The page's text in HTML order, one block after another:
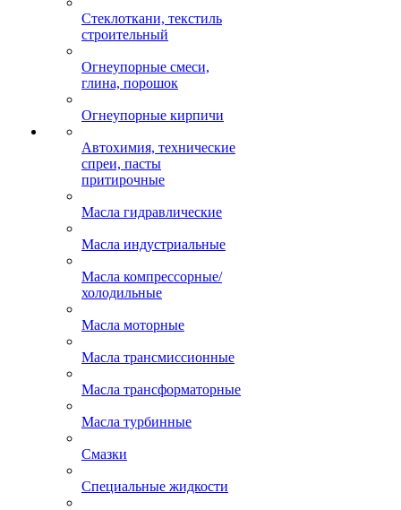
Стеклоткани, текстиль
строительный
Огнеупорные смеси,
глина, порошок
Огнеупорные кирпичи
Автохимия, технические
спреи, пасты
притирочные
Масла гидравлические
Масла индустриальные
Масла компрессорные/
холодильные
Масла моторные
Масла трансмиссионные
Масла трансформаторные
Масла турбинные
Смазки
Специальные жидкости